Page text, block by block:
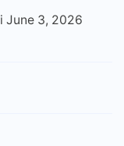
June 3, 2026